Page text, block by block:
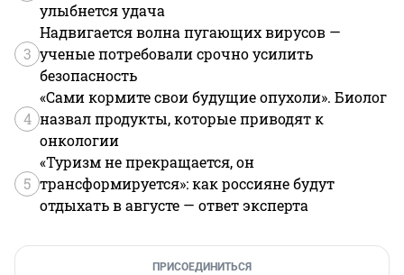
улыбнется удача
3
Надвигается волна пугающих вирусов —
ученые потребовали срочно усилить
безопасность
4
«Сами кормите свои будущие опухоли». Биолог
назвал продукты, которые приводят к
онкологии
5
«Туризм не прекращается, он
трансформируется»: как россияне будут
отдыхать в августе — ответ эксперта
ПРИСОЕДИНИТЬСЯ